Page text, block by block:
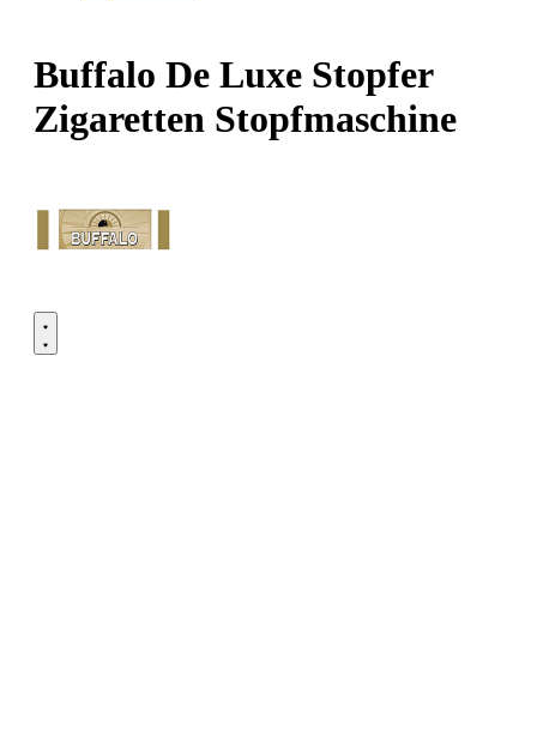
Buffalo De Luxe Stopfer
Zigaretten Stopfmaschine